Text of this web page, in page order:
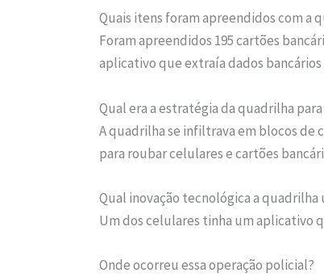
Quais itens foram apreendidos com a
Foram apreendidos 195 cartões
aplicativo que extraía dados
Qual era a estratégia da quadrilha
A quadrilha se infiltrava em blocos de
para roubar celulares e cartões
Qual inovação tecnológica a quadrilha
Um dos celulares tinha um aplicativo
Onde ocorreu essa operação policial?